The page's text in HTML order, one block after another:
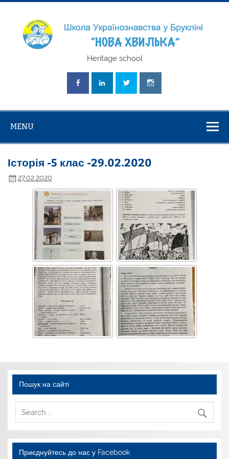
Skip
"Нова
Heritage school
MENU
Історія -5 клас -29.02.2020
27.02.2020
Пошук на сайті
Приєднуйтесь до нас у Facebook